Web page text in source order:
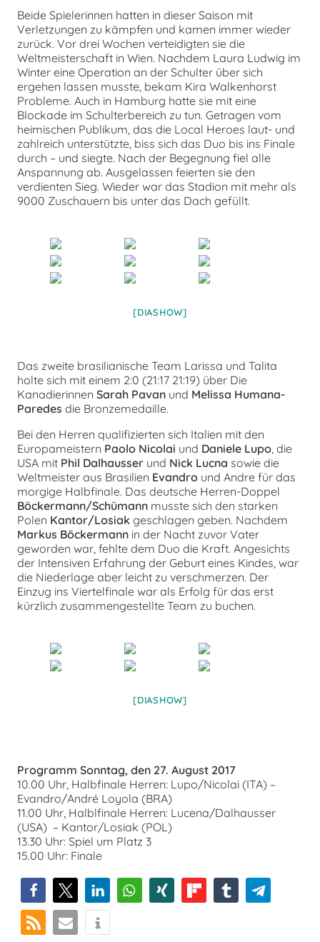
Beide Spielerinnen hatten in dieser Saison mit
Verletzungen zu kämpfen und kamen immer wieder
zurück. Vor drei Wochen verteidigten sie die
Weltmeisterschaft in Wien. Nachdem Laura Ludwig im
Winter eine Operation an der Schulter über sich
ergehen lassen musste, bekam Kira Walkenhorst
Probleme. Auch in Hamburg hatte sie mit eine
Blockade im Schulterbereich zu tun. Getragen vom
heimischen Publikum, das die Local Heroes laut- und
zahlreich unterstützte, biss sich das Duo bis ins Finale
durch – und siegte. Nach der Begegnung fiel alle
Anspannung ab. Ausgelassen feierten sie den
verdienten Sieg. Wieder war das Stadion mit mehr als
9000 Zuschauern bis unter das Dach gefüllt.
[DIASHOW]
Das zweite brasilianische Team Larissa und Talita
holte sich mit einem 2:0 (21:17 21:19) über Die
Kanadierinnen Sarah Pavan und Melissa Humana-
Paredes die Bronzemedaille.
Bei den Herren qualifizierten sich Italien mit den
Europameistern Paolo Nicolai und Daniele Lupo, die
USA mit Phil Dalhausser und Nick Lucna sowie die
Weltmeister aus Brasilien Evandro und Andre für das
morgige Halbfinale. Das deutsche Herren-Doppel
Böckermann/Schümann musste sich den starken
Polen Kantor/Losiak geschlagen geben. Nachdem
Markus Böckermann in der Nacht zuvor Vater
geworden war, fehlte dem Duo die Kraft. Angesichts
der Intensiven Erfahrung der Geburt eines Kindes, war
die Niederlage aber leicht zu verschmerzen. Der
Einzug ins Viertelfinale war als Erfolg für das erst
kürzlich zusammengestellte Team zu buchen.
[DIASHOW]
Programm Sonntag, den 27. August 2017
10.00 Uhr, Halbfinale Herren: Lupo/Nicolai (ITA) –
Evandro/André Loyola (BRA)
11.00 Uhr, Halblfinale Herren: Lucena/Dalhausser
(USA) – Kantor/Losiak (POL)
13.30 Uhr: Spiel um Platz 3
15.00 Uhr: Finale